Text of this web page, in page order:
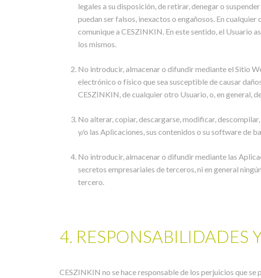
legales a su disposición, de retirar, denegar o
puedan ser falsos, inexactos o engañosos. En
comunique a CESZINKIN. En este sentido, el Usuario
los mismos.
No introducir, almacenar o difundir mediante el Sitio
electrónico o físico que sea susceptible de causar
CESZINKIN, de cualquier otro Usuario, o, en general,
No alterar, copiar, descargarse, modificar,
y/o las Aplicaciones, sus contenidos o su software de
No introducir, almacenar o difundir mediante las
secretos empresariales de terceros, ni en general
tercero.
4. RESPONSABILIDADES
CESZINKIN no se hace responsable de los perjuicios que